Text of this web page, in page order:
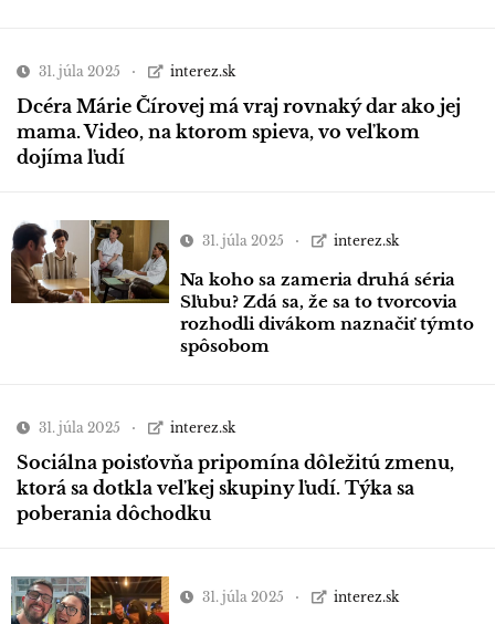
31. júla 2025 interez.sk
Dcéra Márie Čírovej má vraj rovnaký dar ako jej
mama. Video, na ktorom spieva, vo veľkom
dojíma ľudí
31. júla 2025 interez.sk
Na koho sa zameria druhá séria
Sľubu? Zdá sa, že sa to tvorcovia
rozhodli divákom naznačiť týmto
spôsobom
31. júla 2025 interez.sk
Sociálna poisťovňa pripomína dôležitú zmenu,
ktorá sa dotkla veľkej skupiny ľudí. Týka sa
poberania dôchodku
31. júla 2025 interez.sk